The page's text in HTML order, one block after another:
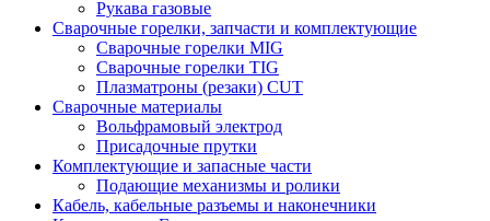
Рукава газовые
Сварочные горелки, запчасти и комплектующие
Сварочные горелки MIG
Сварочные горелки TIG
Плазматроны (резаки) CUT
Сварочные материалы
Вольфрамовый электрод
Присадочные прутки
Комплектующие и запасные части
Подающие механизмы и ролики
Кабель, кабельные разъемы и наконечники